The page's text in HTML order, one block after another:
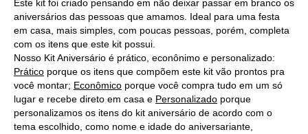
Este kit foi criado pensando em não deixar passar em branco os
aniversários das pessoas que amamos. Ideal para uma festa
em casa, mais simples, com poucas pessoas, porém, completa
com os itens que este kit possui.
Prático porque os itens que compõem este kit vão prontos pra
você montar; Econômico porque você compra tudo em um só
lugar e recebe direto em casa e Personalizado porque
personalizamos os itens do kit aniversário de acordo com o
tema escolhido, como nome e idade do aniversariante,